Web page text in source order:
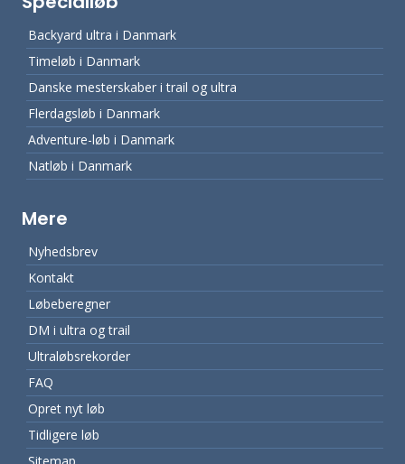
Backyard ultra i Danmark
Timeløb i Danmark
Danske mesterskaber i trail og ultra
Flerdagsløb i Danmark
Adventure-løb i Danmark
Natløb i Danmark
Mere
Nyhedsbrev
Kontakt
Løbeberegner
DM i ultra og trail
Ultraløbsrekorder
FAQ
Opret nyt løb
Tidligere løb